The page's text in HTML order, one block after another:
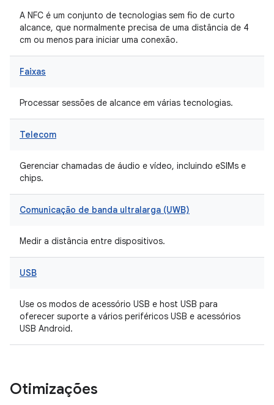
A NFC é um conjunto de tecnologias sem fio de curto
alcance, que normalmente precisa de uma distância de 4
cm ou menos para iniciar uma conexão.
Faixas
Processar sessões de alcance em várias tecnologias.
Telecom
Gerenciar chamadas de áudio e vídeo, incluindo eSIMs e
chips.
Comunicação de banda ultralarga (UWB)
Medir a distância entre dispositivos.
USB
Use os modos de acessório USB e host USB para
oferecer suporte a vários periféricos USB e acessórios
USB Android.
Otimizações